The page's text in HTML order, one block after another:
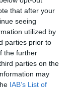
that after your
seeing
utilized by
parties prior to
the further
parties on the
may
IAB’s List of